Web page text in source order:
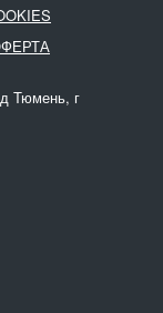
Тюмень, г